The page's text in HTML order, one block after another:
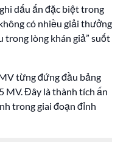
ghi dấu ấn đặc biệt trong
có nhiều giải thưởng
trong lòng khán giả” suốt
từng đứng đầu bảng
MV. Đây là thành tích ấn
trong giai đoạn đỉnh